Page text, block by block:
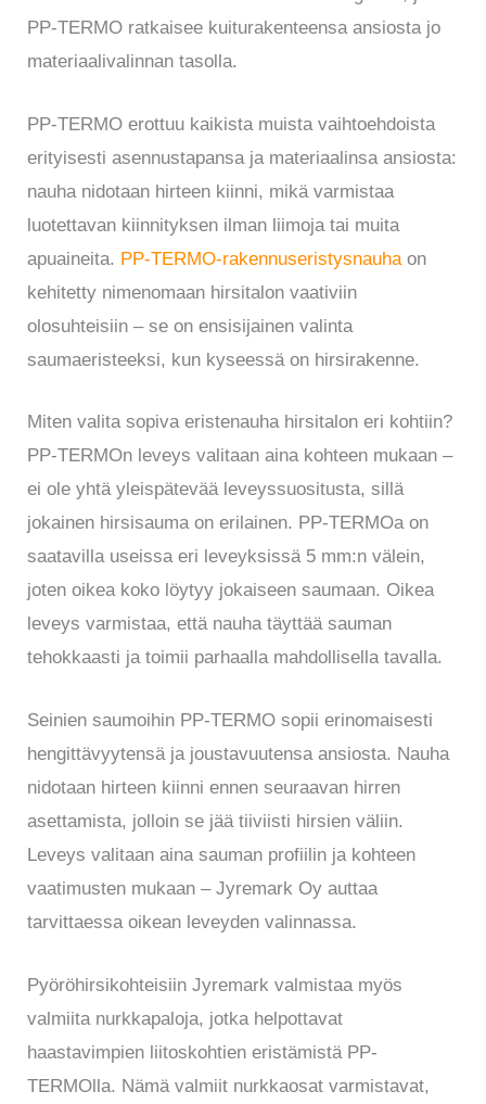
PP-TERMO ratkaisee kuiturakenteensa ansiosta jo
materiaalivalinnan tasolla.
PP-TERMO erottuu kaikista muista vaihtoehdoista
erityisesti asennustapansa ja materiaalinsa ansiosta:
nauha nidotaan hirteen kiinni, mikä varmistaa
luotettavan kiinnityksen ilman liimoja tai muita
apuaineita. PP-TERMO-rakennuseristysnauha on
kehitetty nimenomaan hirsitalon vaativiin
olosuhteisiin – se on ensisijainen valinta
saumaeristeeksi, kun kyseessä on hirsirakenne.
Miten valita sopiva eristenauha hirsitalon eri kohtiin?
PP-TERMOn leveys valitaan aina kohteen mukaan –
ei ole yhtä yleispätevää leveyssuositusta, sillä
jokainen hirsisauma on erilainen. PP-TERMOa on
saatavilla useissa eri leveyksissä 5 mm:n välein,
joten oikea koko löytyy jokaiseen saumaan. Oikea
leveys varmistaa, että nauha täyttää sauman
tehokkaasti ja toimii parhaalla mahdollisella tavalla.
Seinien saumoihin PP-TERMO sopii erinomaisesti
hengittävyytensä ja joustavuutensa ansiosta. Nauha
nidotaan hirteen kiinni ennen seuraavan hirren
asettamista, jolloin se jää tiiviisti hirsien väliin.
Leveys valitaan aina sauman profiilin ja kohteen
vaatimusten mukaan – Jyremark Oy auttaa
tarvittaessa oikean leveyden valinnassa.
Pyöröhirsikohteisiin Jyremark valmistaa myös
valmiita nurkkapaloja, jotka helpottavat
haastavimpien liitoskohtien eristämistä PP-
TERMOlla. Nämä valmiit nurkkaosat varmistavat,